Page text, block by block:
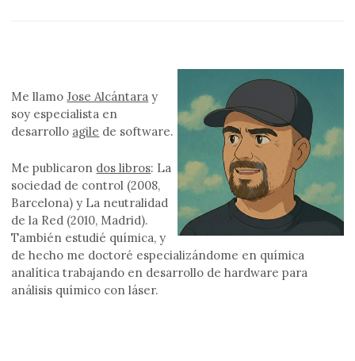
Me llamoJose Alcántara y
soy especialista en
desarrollo agile de software.
Me publicaron dos libros: La
sociedad de control (2008,
Barcelona) y La neutralidad
de la Red (2010, Madrid).
También estudié química, y
de hecho me doctoré especializándome en química
analítica trabajando en desarrollo de hardware para
análisis químico con láser.